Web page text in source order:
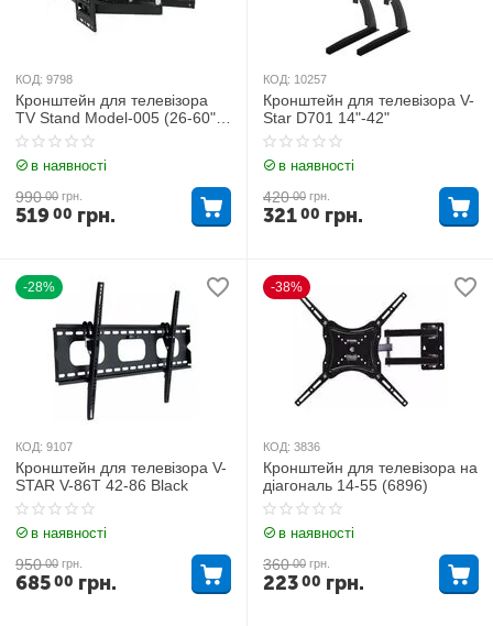
КОД: 9798
Кронштейн для телевізора
TV Stand Model-005 (26-60",
до 40 кг)
в наявності
990 00 грн.
51900 грн.
КОД: 10257
Кронштейн для телевізора V-
Star D701 14"-42"
в наявності
420 00 грн.
32100 грн.
-28%
КОД: 9107
Кронштейн для телевізора V-
STAR V-86T 42-86 Black
в наявності
950 00 грн.
68500 грн.
-38%
КОД: 3836
Кронштейн для телевізора на
діагональ 14-55 (6896)
в наявності
360 00 грн.
22300 грн.